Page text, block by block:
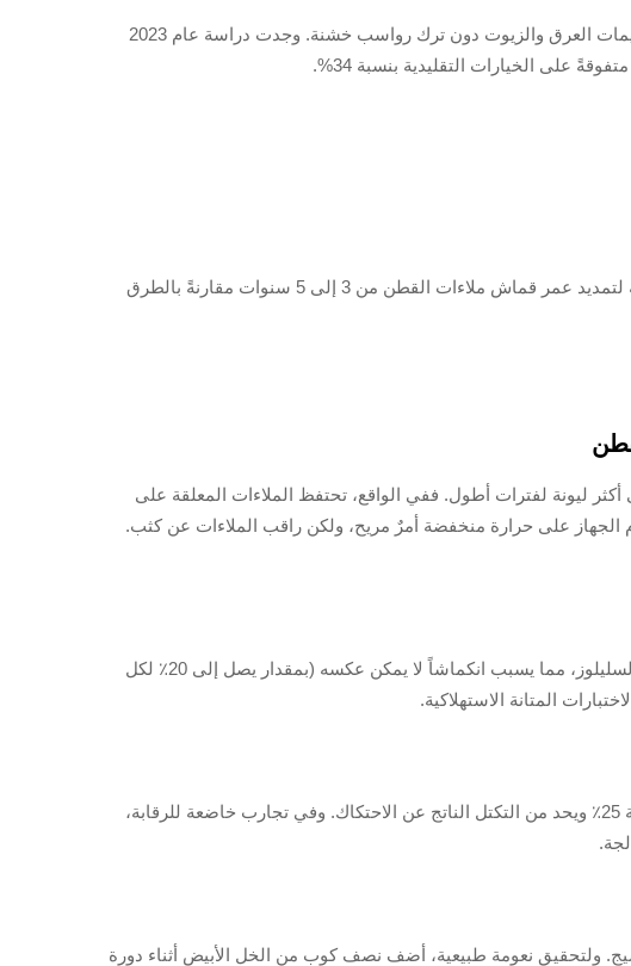
تُزيل المنظفات القوية الزيوت الطبيعية للقطن، مما يؤدي إلى قساوة القماش. وتذيب الصيغ النباتية التي تحتوي على إنزيمات العرق والزيوت دون ترك رواسب خشنة. وجدت دراسة عام 2023
تجنب الاكتظاظ، الذي يؤدي إلى تلف الألياف بسبب الاحتكاك. زوّد هذه الإعدادات بماء بارد ومساحيق غسيل صديقة للبيئة لتمديد عمر قماش ملاءات القطن من 3 إلى 5 سنوات مقارنةً بالطرق
ليونة لفترات أطول. ففي الواقع، تحتفظ الملاءات المعلقة على
مجفف. صحيح أن استخدام الجهاز على حرارة منخفضة أمرٌ مريح، ولكن راقب الملاءات عن كثب.
تعرض القطن لدرجات حرارة تزيد عن 140 درجة فهرنهايت (60 مئوية) يؤدي إلى إضعاف الروابط الهيدروجينية في ألياف السليلوز، مما يسبب انكماشاً لا يمكن عكسه (بمقدار يصل إلى 20٪ لكل
تُنشئ كرات التجفيف المصنوعة من الصوف أو المطاط جيوب هوائية بين طبقات القماش، مما يقلل وقت التجفيف بنسبة 25٪ ويحد من التكتل الناتج عن الاحتكاك. وفي تجارب خاضعة للرقابة،
قدرة امتصاص الرطوبة بنسبة تصل إلى 34٪، وفقًا لتحليلات أداء النسيج. ولتحقيق نعومة طبيعية، أضف نصف كوب من الخل الأبيض أثناء دورة